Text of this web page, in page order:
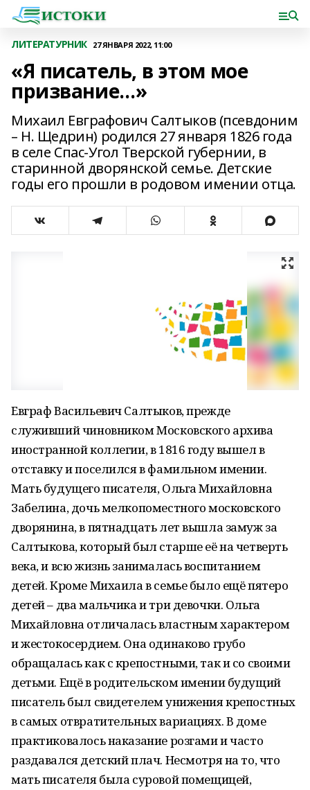
ЛИТЕРАТУРНИК 27 ЯНВАРЯ 2022, 11:00
«Я писатель, в этом мое
призвание…»
Михаил Евграфович Салтыков (псевдоним
– Н. Щедрин) родился 27 января 1826 года
в селе Спас-Угол Тверской губернии, в
старинной дворянской семье. Детские
годы его прошли в родовом имении отца.
Евграф Васильевич Салтыков, прежде
служивший чиновником Московского архива
иностранной коллегии, в 1816 году вышел в
отставку и поселился в фамильном имении.
Мать будущего писателя, Ольга Михайловна
Забелина, дочь мелкопоместного московского
дворянина, в пятнадцать лет вышла замуж за
Салтыкова, который был старше её на четверть
века, и всю жизнь занималась воспитанием
детей. Кроме Михаила в семье было ещё пятеро
детей – два мальчика и три девочки. Ольга
Михайловна отличалась властным характером
и жестокосердием. Она одинаково грубо
обращалась как с крепостными, так и со своими
детьми. Ещё в родительском имении будущий
писатель был свидетелем унижения крепостных
в самых отвратительных вариациях. В доме
практиковалось наказание розгами и часто
раздавался детский плач. Несмотря на то, что
мать писателя была суровой помещицей,